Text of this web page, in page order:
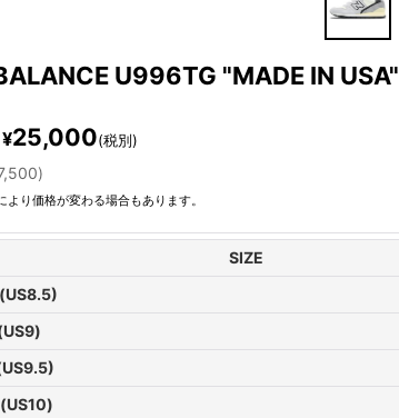
U996TG "MADE IN USA"
¥25,000(税別)
)
より価格が変わる場合もあります。
SIZE